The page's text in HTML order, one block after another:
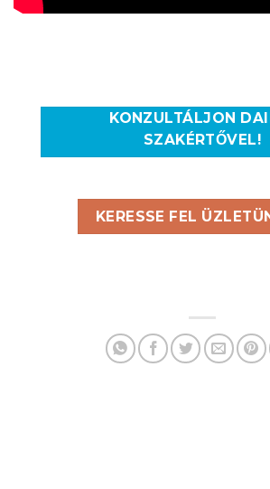
KONZULTÁLJON
SZAKÉRTŐVEL!
KERESSE FEL